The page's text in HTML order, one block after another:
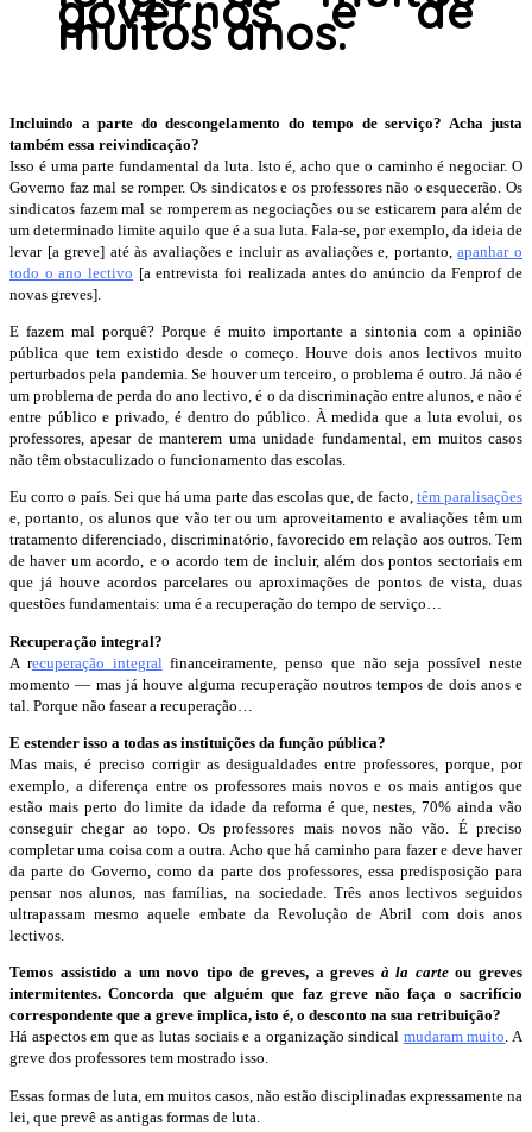
muitos anos.
Incluindo a parte do descongelamento do tempo de serviço? Acha justa
também essa reivindicação?
Isso é uma parte fundamental da luta. Isto é, acho que o caminho é negociar. O
Governo faz mal se romper. Os sindicatos e os professores não o esquecerão. Os
sindicatos fazem mal se romperem as negociações ou se esticarem para além de
um determinado limite aquilo que é a sua luta. Fala-se, por exemplo, da ideia de
levar [a greve] até às avaliações e incluir as avaliações e, portanto,apanhar o
todo o ano lectivo [a entrevista foi realizada antes do anúncio da Fenprof de
novas greves].
E fazem mal porquê? Porque é muito importante a sintonia com a opinião
pública que tem existido desde o começo. Houve dois anos lectivos muito
perturbados pela pandemia. Se houver um terceiro, o problema é outro. Já não é
um problema de perda do ano lectivo, é o da discriminação entre alunos, e não é
entre público e privado, é dentro do público. À medida que a luta evolui, os
professores, apesar de manterem uma unidade fundamental, em muitos casos
não têm obstaculizado o funcionamento das escolas.
Eu corro o país. Sei que há uma parte das escolas que, de facto, têm paralisações
e, portanto, os alunos que vão ter ou um aproveitamento e avaliações têm um
tratamento diferenciado, discriminatório, favorecido em relação aos outros. Tem
de haver um acordo, e o acordo tem de incluir, além dos pontos sectoriais em
que já houve acordos parcelares ou aproximações de pontos de vista, duas
questões fundamentais: uma é a recuperação do tempo de serviço…
Recuperação integral?
A recuperação integral financeiramente, penso que não seja possível neste
momento — mas já houve alguma recuperação noutros tempos de dois anos e
tal. Porque não fasear a recuperação…
E estender isso a todas as instituições da função pública?
Mas mais, é preciso corrigir as desigualdades entre professores, porque, por
exemplo, a diferença entre os professores mais novos e os mais antigos que
estão mais perto do limite da idade da reforma é que, nestes, 70% ainda vão
conseguir chegar ao topo. Os professores mais novos não vão. É preciso
completar uma coisa com a outra. Acho que há caminho para fazer e deve haver
da parte do Governo, como da parte dos professores, essa predisposição para
pensar nos alunos, nas famílias, na sociedade. Três anos lectivos seguidos
ultrapassam mesmo aquele embate da Revolução de Abril com dois anos
lectivos.
Temos assistido a um novo tipo de greves, a greves à la carteou greves
intermitentes. Concorda que alguém que faz greve não faça o sacrifício
correspondente que a greve implica, isto é, o desconto na sua retribuição?
Há aspectos em que as lutas sociais e a organização sindical mudaram muito. A
greve dos professores tem mostrado isso.
Essas formas de luta, em muitos casos, não estão disciplinadas expressamente na
lei, que prevê as antigas formas de luta.